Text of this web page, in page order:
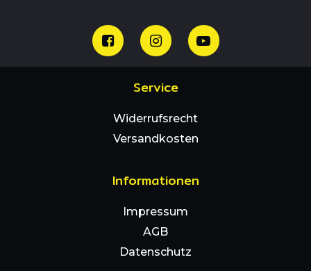
Service
Widerrufsrecht
Versandkosten
Informationen
Impressum
AGB
Datenschutz